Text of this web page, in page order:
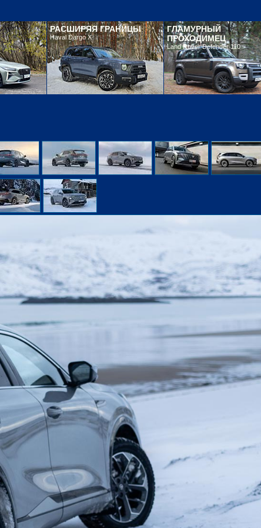
РАСШИРЯЯ ГРАНИЦЫ
Haval Dargo X
ГЛАМУРНЫЙ
ПРОХОДИМЕЦ
Land Rover Defender 110